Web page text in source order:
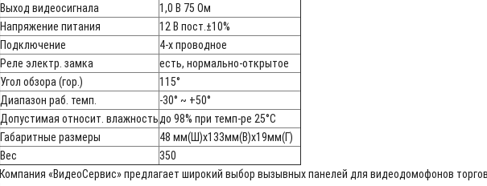
Выход видеосигнала
1,0 В 75 Ом
Напряжение питания
12 В пост.±10%
Подключение
4-х проводное
Реле электр. замка
есть, нормально-открытое
Угол обзора (гор.)
115°
Диапазон раб. темп.
-30° ~ +50°
Допустимая относит. влажностьдо 98% при темп-ре 25°C
Габаритные размеры
48 мм(Ш)х133мм(В)х19мм(Г)
Вес
350
Компания «ВидеоСервис» предлагает широкий выбор вызывных панелей для видеодомофонов